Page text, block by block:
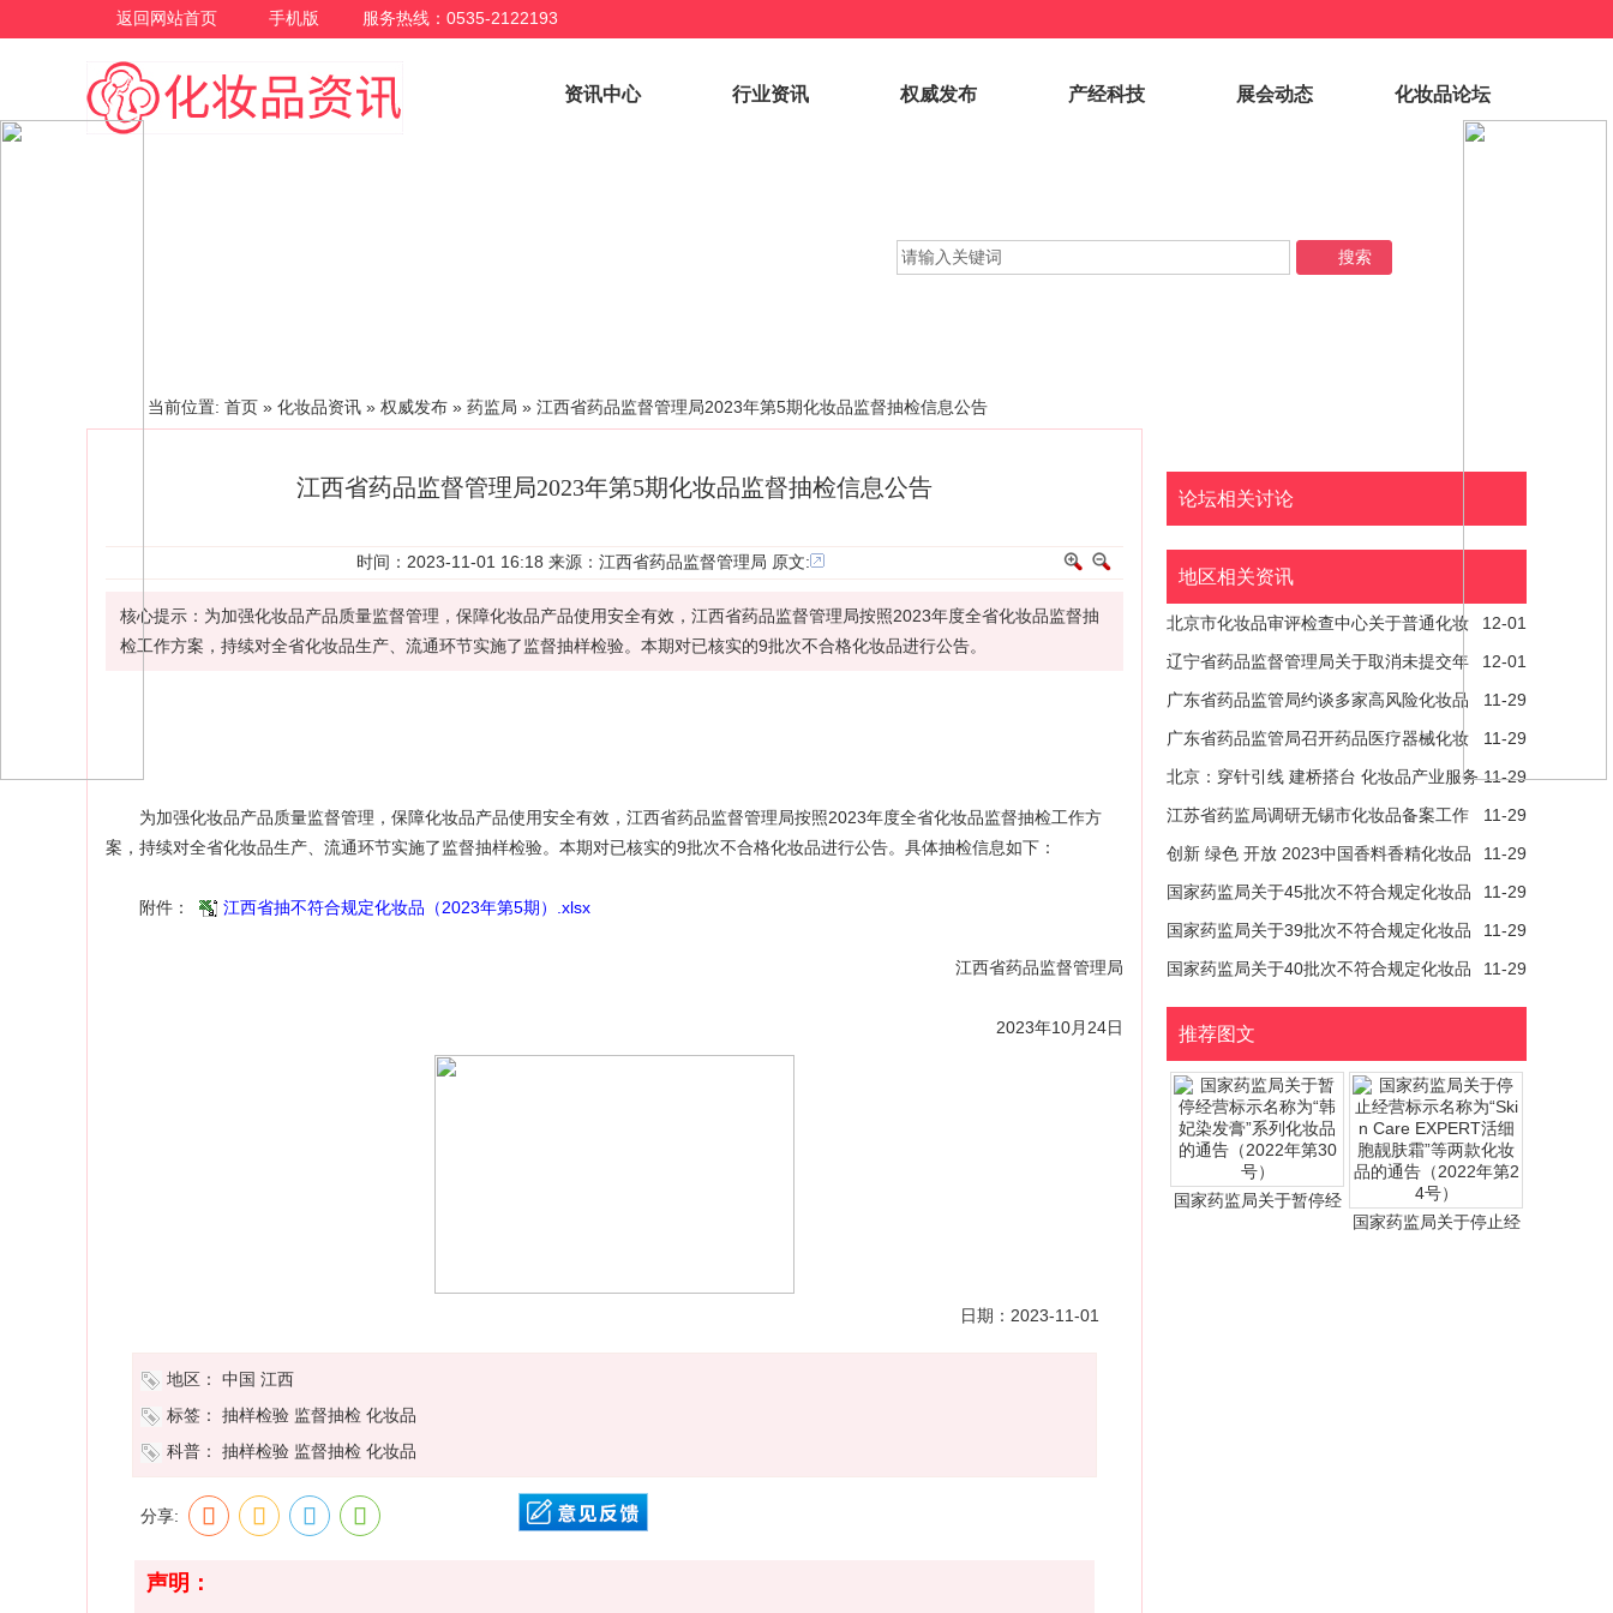
返回网站首页 手机版 服务热线：0535-2122193
资讯中心 行业资讯 权威发布 产经科技 展会动态 化妆品论坛
当前位置: 首页 » 化妆品资讯 » 权威发布 » 药监局 » 江西省药品监督管理局2023年第5期化妆品监督抽检信息公告
江西省药品监督管理局2023年第5期化妆品监督抽检信息公告
时间：2023-11-01 16:18 来源：江西省药品监督管理局 原文:
核心提示：为加强化妆品产品质量监督管理，保障化妆品产品使用安全有效，江西省药品监督管理局按照2023年度全省化妆品监督抽
检工作方案，持续对全省化妆品生产、流通环节实施了监督抽样检验。本期对已核实的9批次不合格化妆品进行公告。
为加强化妆品产品质量监督管理，保障化妆品产品使用安全有效，江西省药品监督管理局按照2023年度全省化妆品监督抽检工作方
案，持续对全省化妆品生产、流通环节实施了监督抽样检验。本期对已核实的9批次不合格化妆品进行公告。具体抽检信息如下：
附件： 江西省抽不符合规定化妆品（2023年第5期）.xlsx
江西省药品监督管理局
2023年10月24日
日期： 2023-11-01
地区： 中国 江西
标签：
抽样检验 监督抽检 化妆品
科普：
抽样检验 监督抽检 化妆品
分享:
声明：
论坛相关讨论
地区相关资讯
12-01
北京市化妆品审评检查中心关于普通化妆
品备案常见问题一问一答（第二十七期）
12-01
辽宁省药品监督管理局关于取消未提交年
度报告普通化妆品备案的通告
11-29
广东省药品监管局约谈多家高风险化妆品
企业
11-29
广东省药品监管局召开药品医疗器械化妆
品稽查执法热点研讨会
11-29
北京：穿针引线 建桥搭台 化妆品产业服务
推介会取得丰硕成果
11-29
江苏省药监局调研无锡市化妆品备案工作
11-29
创新 绿色 开放 2023中国香料香精化妆品
行业年会暨高质量发展大会在济南开幕
11-29
国家药监局关于45批次不符合规定化妆品
的通告（2023年第61号）
11-29
国家药监局关于39批次不符合规定化妆品
的通告（2023年第62号）
11-29
国家药监局关于40批次不符合规定化妆品
的通告（2023年第63号）
推荐图文
国家药监局关于暂停经
国家药监局关于停止经